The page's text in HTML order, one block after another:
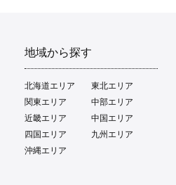
地域から探す
北海道エリア
東北エリア
関東エリア
中部エリア
近畿エリア
中国エリア
四国エリア
九州エリア
沖縄エリア